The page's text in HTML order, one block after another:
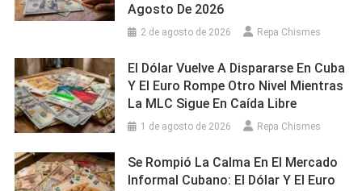
Agosto De 2026
2 de agosto de 2026 Repa Chismes
El Dólar Vuelve A Dispararse En Cuba
Y El Euro Rompe Otro Nivel Mientras
La MLC Sigue En Caída Libre
1 de agosto de 2026 Repa Chismes
Se Rompió La Calma En El Mercado
Informal Cubano: El Dólar Y El Euro